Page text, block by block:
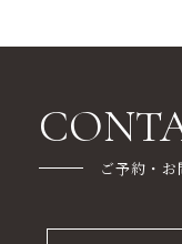
ご予約・